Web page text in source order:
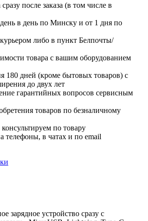
после заказа (в том числе в
в день по Минску и от 1 дня по
либо в пункт Белпочты/
товара с вашим оборудованием
180 дней (кроме бытовых товаров) с
до двух лет
гарантийных вопросов сервисным
товаров по безналичному
по товару
телефоны, в чатах и по email
зарядное устройство сразу с